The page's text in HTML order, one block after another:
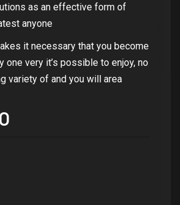
as an effective form of
anyone
it necessary that you become
one very it’s possible to enjoy, no
variety of and you will area